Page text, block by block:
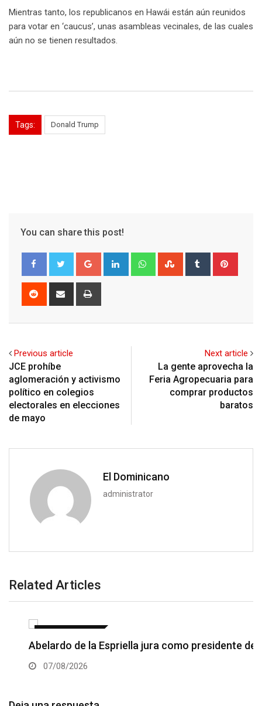
Mientras tanto, los republicanos en Hawái están aún reunidos
para votar en ‘caucus’, unas asambleas vecinales, de las cuales
aún no se tienen resultados.
Tags: Donald Trump
You can share this post!
Google+ LinkedIn WhatsappStumbleUpon
Tumblr
Reddit
Share
Previous article
JCE prohíbe
aglomeración y activismo
político en colegios
electorales en elecciones
de mayo
Next article
La gente aprovecha la
Feria Agropecuaria para
comprar productos
baratos
El Dominicano
administrator
Related Articles
Abelardo de la Espriella jura como presidente de…
07/08/2026